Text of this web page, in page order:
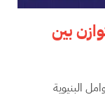
بين
البنيوية